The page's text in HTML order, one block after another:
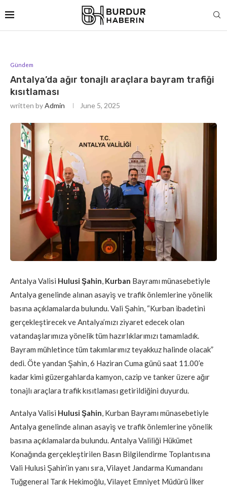
Gündem
Antalya’da ağır tonajlı araçlara bayram trafiği
kısıtlaması
written byAdmin June 5, 2025
Antalya Valisi Hulusi Şahin, Kurban Bayramı münasebetiyle
Antalya genelinde alınan asayiş ve trafik önlemlerine yönelik
basına açıklamalarda bulundu. Vali Şahin, “Kurban ibadetini
gerçekleştirecek ve Antalya’mızı ziyaret edecek olan
vatandaşlarımıza yönelik tüm hazırlıklarımızı tamamladık.
Bayram mühletince tüm takımlarımız teyakkuz halinde olacak”
dedi. Öte yandan Şahin, 6 Haziran Cuma günü saat 11.00’e
kadar kimi güzergahlarda kamyon, cazip ve tanker üzere ağır
tonajlı araçlara trafik kısıtlaması getirildiğini duyurdu.
Antalya Valisi Hulusi Şahin, Kurban Bayramı münasebetiyle
Antalya genelinde alınan asayiş ve trafik önlemlerine yönelik
basına açıklamalarda bulundu. Antalya Valiliği Hükümet
Konağında gerçekleştirilen Basın Bilgilendirme Toplantısına
Vali Hulusi Şahin’in yanı sıra, Vilayet Jandarma Kumandanı
Tuğgeneral Tarık Hekimoğlu, Vilayet Emniyet Müdürü İlker